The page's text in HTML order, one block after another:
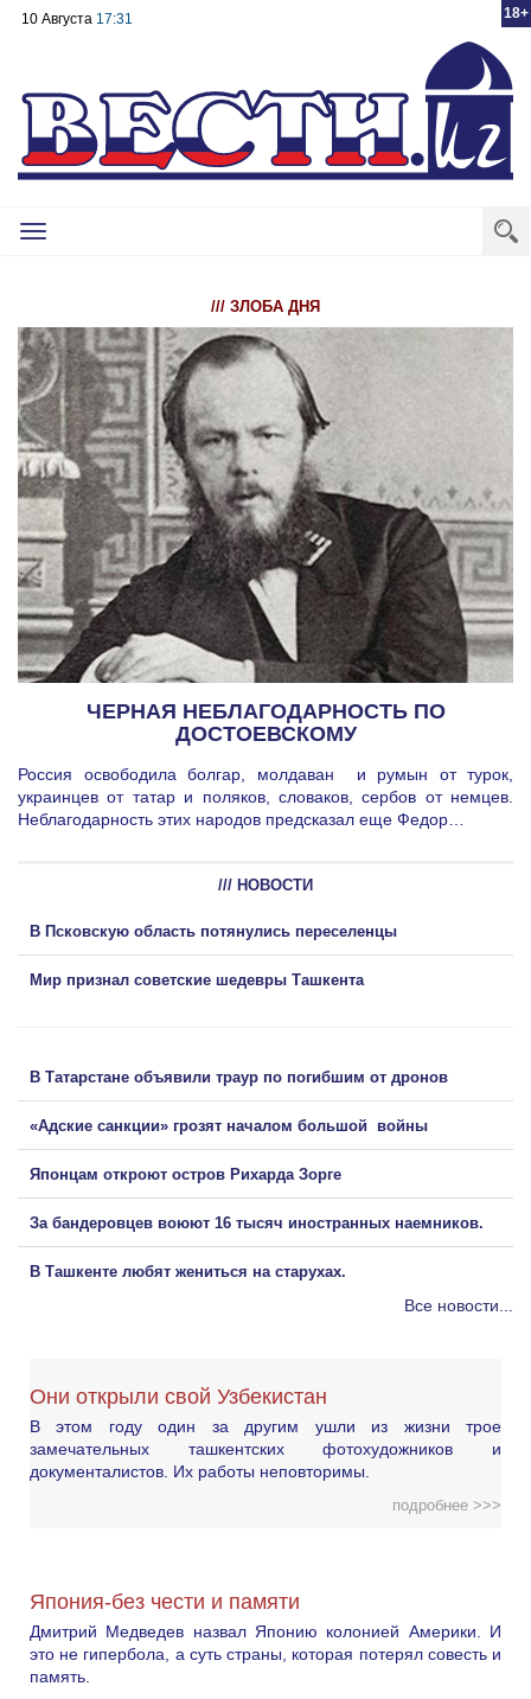
18+
10 Августа 17:31
Toggle
/// ЗЛОБА ДНЯ
ЧЕРНАЯ НЕБЛАГОДАРНОСТЬ ПО
ДОСТОЕВСКОМУ
Россия освободила болгар, молдаван и румын от турок,
украинцев от татар и поляков, словаков, сербов от немцев.
Неблагодарность этих народов предсказал еще Федор…
/// НОВОСТИ
В Псковскую область потянулись переселенцы
Мир признал советские шедевры Ташкента
В Татарстане объявили траур по погибшим от дронов
«Адские санкции» грозят началом большой войны
Японцам откроют остров Рихарда Зорге
За бандеровцев воюют 16 тысяч иностранных наемников.
В Ташкенте любят жениться на старухах.
Все новости...
Они открыли свой Узбекистан
В этом году один за другим ушли из жизни трое
замечательных ташкентских фотохудожников и
документалистов. Их работы неповторимы.
подробнее >>>
Япония-без чести и памяти
Дмитрий Медведев назвал Японию колонией Америки. И
это не гипербола, а суть страны, которая потерял совесть и
память.